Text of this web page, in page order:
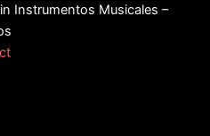
Instrumentos Musicales –